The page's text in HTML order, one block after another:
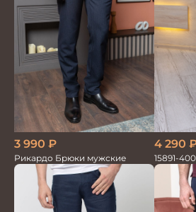
3 990 ₽
Рикардо Брюки мужские
4 290
15891-